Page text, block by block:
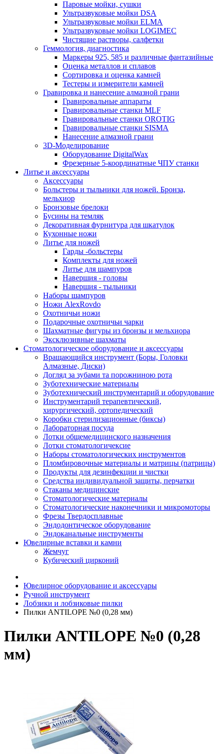
Паровые мойки, сушки
Ультразвуковые мойки DSA
Ультразвуковые мойки ELMA
Ультразвуковые мойки LOGIMEC
Чистящие растворы, салфетки
Геммология, диагностика
Маркеры 925, 585 и различные фантазийные
Оценка металлов и сплавов
Сортировка и оценка камней
Тестеры и измерители камней
Гравировка и нанесение алмазной грани
Гравировальные аппараты
Гравировальные станки MLF
Гравировальные станки OROTIG
Гравировальные станки SISMA
Нанесение алмазной грани
3D-Моделирование
Оборудование DigitalWax
Фрезерные 5-координатные ЧПУ станки
Литье и аксессуары
Аксессуары
Больстеры и тыльники для ножей. Бронза,
мельхиор
Бронзовые брелоки
Бусины на темляк
Декоративная фурнитура для шкатулок
Кухонные ножи
Литье для ножей
Гарды -больстеры
Комплекты для ножей
Литье для шампуров
Навершия - головы
Навершия - тыльники
Наборы шампуров
Ножи AlexRovdo
Охотничьи ножи
Подарочные охотничьи чарки
Шахматные фигуры из бронзы и мельхиора
Эксклюзивные шахматы
Стоматологическое оборудование и аксессуары
Вращающийся инструмент (Боры, Головки
Алмазные, Диски)
Догляд за зубами та порожниною рота
Зуботехнические материалы
Зуботехнический инструментарий и оборудование
Инструментарий терапевтический,
хирургический, ортопедический
Коробки стерилизационные (биксы)
Лабораторная посуда
Лотки общемедицинского назначения
Лотки стоматологичексие
Наборы стоматологических инструментов
Пломбировочные материалы и матрицы (патрицы)
Продукты для дезинфекции и чистки
Средства индивидуальной защиты, перчатки
Стаканы медицинские
Стоматологические материалы
Стоматологические наконечники и микромоторы
Фрезы Твердосплавные
Эндодонтическое оборудование
Эндоканальные инструменты
Ювелирные вставки и камни
Жемчуг
Кубический цирконий
Ювелирное оборудование и аксессуары
Ручной инструмент
Лобзики и лобзиковые пилки
Пилки ANTILOPE №0 (0,28 мм)
Пилки ANTILOPE №0 (0,28
мм)